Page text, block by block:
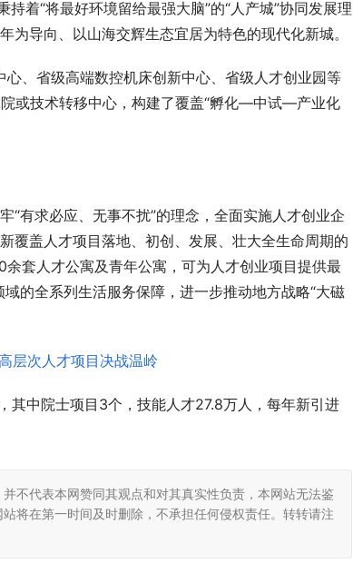
着“将最好环境留给最强大脑”的“人产城”协同发展理
导向、以山海交辉生态宜居为特色的现代化新城。
心、省级高端数控机床创新中心、省级人才创业园等
或技术转移中心，构建了覆盖“孵化—中试—产业化
“有求必应、无事不扰”的理念，全面实施人才创业企
覆盖人才项目落地、初创、发展、壮大全生命周期的
套人才公寓及青年公寓，可为人才创业项目提供最
的全系列生活服务保障，进一步推动地方战略“大磁
其中院士项目3个，技能人才27.8万人，每年新引进
不代表本网赞同其观点和对其真实性负责，本网站无法鉴
将在第一时间及时删除，不承担任何侵权责任。转转请注
只是拍照好看